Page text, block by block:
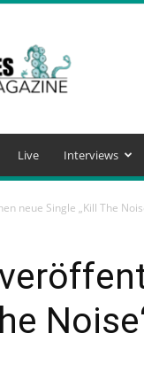
Live Interviews
neue Single „Kill The